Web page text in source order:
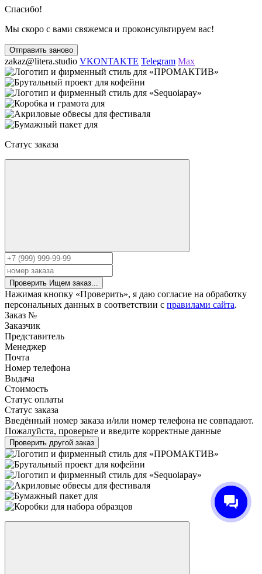
Спасибо!
Мы скоро с вами свяжемся и проконсультируем вас!
Отправить заново
zakaz@litera.studio VKONTAKTE Telegram Max
Статус заказа
Проверить Ищем заказ...
Нажимая кнопку «Проверить», я даю согласие на обработку
персональных данных в соответствии с правилами сайта.
Заказ №
Заказчик
Представитель
Менеджер
Почта
Номер телефона
Выдача
Стоимость
Статус оплаты
Статус заказа
Введённый номер заказа и/или номер телефона не совпадают.
Пожалуйста, проверьте и введите корректные данные
Проверить другой заказ